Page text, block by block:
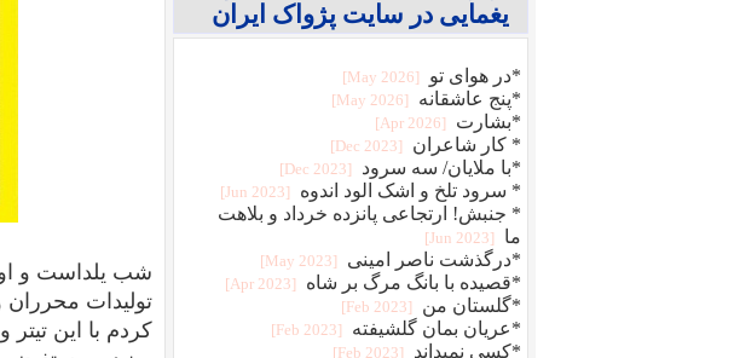
شب یلداست و
تولیدات محرران
کردم با این تیتر
یغمایی در سایت پژواک ایران
*در هوای تو [2026 May]
*پنج عاشقانه [2026 May]
*بشارت [2026 Apr]
* کار شاعران [2023 Dec]
*با ملایان/ سه سرود [2023 Dec]
* سرود تلخ و اشک الود اندوه [2023 Jun]
* جنبش! ارتجاعی پانزده خرداد و بلاهت
ما
[2023 Jun]
*درگذشت ناصر امینی [2023 May]
*قصیده با بانگ مرگ بر شاه [2023 Apr]
*گلستان من [2023 Feb]
*عریان بمان گلشیفته [2023 Feb]
*کسی نمیداند [2023 Feb]